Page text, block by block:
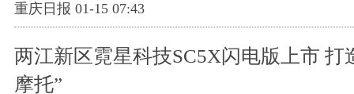
重庆日报 01-15 07:43
两江新区霓星科技SC5X闪电版上市 打
摩托”